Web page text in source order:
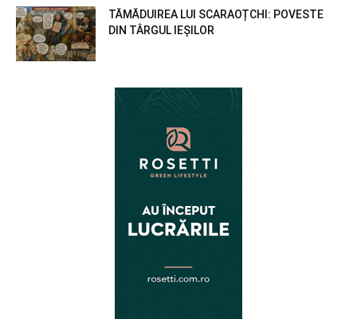
TĂMĂDUIREA LUI SCARAOȚCHI: POVESTE
DIN TÂRGUL IEȘILOR